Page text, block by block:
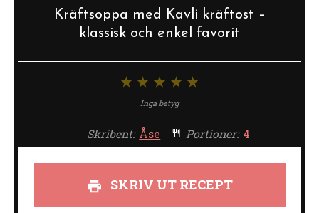
Kräftsoppa med Kavli kräftost –
klassisk och enkel favorit
5
4
3
stjärnor
2
stjärnor
1
stjärna
Inga betyg
Skribent: Åse Portioner: 4
SKRIV UT RECEPT